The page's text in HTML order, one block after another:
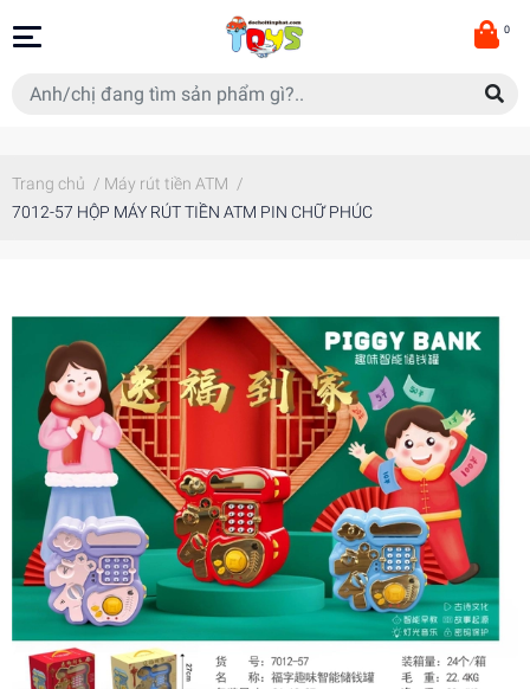
0
Trang chủ / Máy rút tiền ATM /
7012-57 HỘP MÁY RÚT TIỀN ATM PIN CHỮ PHÚC